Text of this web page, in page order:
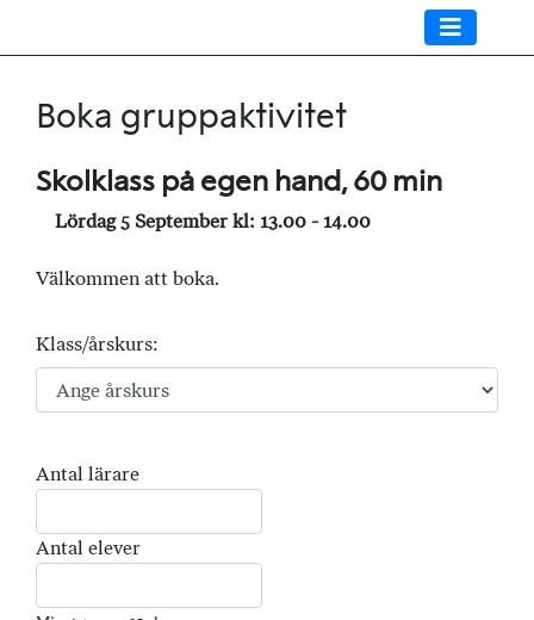
Boka gruppaktivitet
Skolklass på egen hand, 60 min
Lördag 5 September kl: 13.00 - 14.00
Välkommen att boka.
Klass/årskurs:
Antal lärare
Antal elever